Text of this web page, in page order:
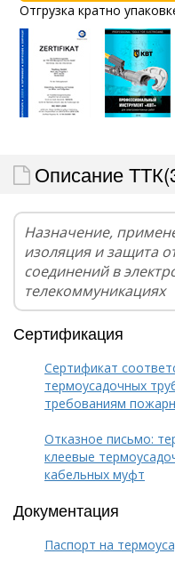
Отгрузка кратно
Описание
Назначение,
изоляция и защита
соединений в
телекоммуникациях
Сертификация
Сертификат
термоусадочных
требованиям
Отказное письмо:
клеевые
кабельных муфт
Документация
Паспорт на